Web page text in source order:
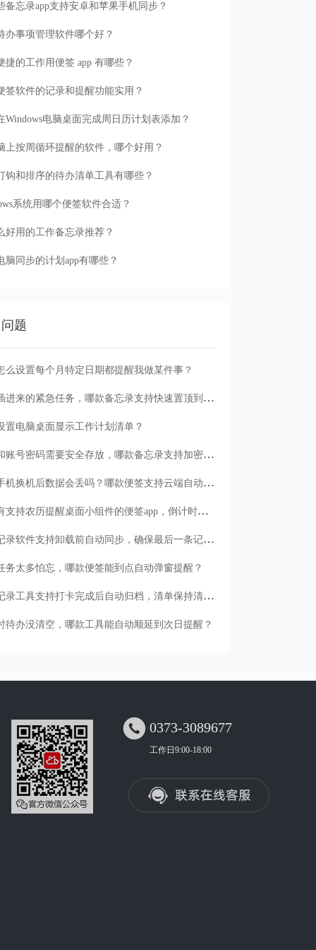
备忘录app支持安卓和苹果手机同步？
办事项管理软件哪个好？
捷的工作用便签 app 有哪些？
签软件的记录和提醒功能实用？
Windows电脑桌面完成周日历计划表添加？
上按周循环提醒的软件，哪个好用？
钩和排序的待办清单工具有哪些？
系统用哪个便签软件合适？
好用的工作备忘录推荐？
脑同步的计划app有哪些？
题
么设置每个月特定日期都提醒我做某件事？
临时插进来的紧急任务，哪款备忘录支持快速置顶到清单首位？
置电脑桌面显示工作计划清单？
日记和账号密码需要安全存放，哪款备忘录支持加密保护？
安卓手机换机后数据会丢吗？哪款便签支持云端自动备份？
有没有支持农历提醒桌面小组件的便签app，倒计时一目了然
哪款记录软件支持卸载前自动同步，确保最后一条记录不丢失？
务太多怕忘，哪款便签能到点自动弹窗提醒？
哪款记录工具支持打卡完成后自动归档，清单保持清爽？
待办没清空，哪款工具能自动顺延到次日提醒？
 0373-3089677
工作日9:00-18:00